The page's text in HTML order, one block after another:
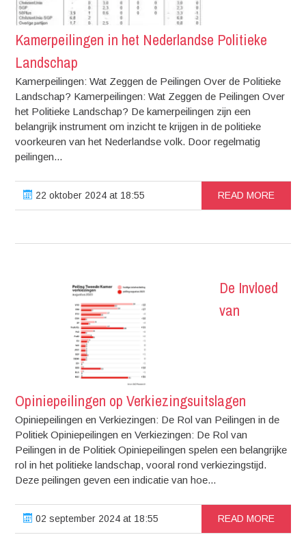
Kamerpeilingen in het Nederlandse Politieke
Landschap
Kamerpeilingen: Wat Zeggen de Peilingen Over de Politieke
Landschap? Kamerpeilingen: Wat Zeggen de Peilingen Over
het Politieke Landschap? De kamerpeilingen zijn een
belangrijk instrument om inzicht te krijgen in de politieke
voorkeuren van het Nederlandse volk. Door regelmatig
peilingen...
22 oktober 2024 at 18:55 READ MORE
De Invloed
van
Opiniepeilingen op Verkiezingsuitslagen
Opiniepeilingen en Verkiezingen: De Rol van Peilingen in de
Politiek Opiniepeilingen en Verkiezingen: De Rol van
Peilingen in de Politiek Opiniepeilingen spelen een belangrijke
rol in het politieke landschap, vooral rond verkiezingstijd.
Deze peilingen geven een indicatie van hoe...
02 september 2024 at 18:55 READ MORE